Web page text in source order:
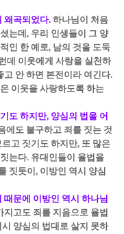
왜곡되었다.하나님이 처음
는데, 우리 인생들이 그 양
인 한 예로, 남의 것을 도둑
데 이웃에게 사랑을 실천하
고 안 하면 본전이라 여긴다.
이웃을 사랑하도록 하는
도 하지만, 양심의 법을 어
에도 불구하고 죄를 짓는 것
고 짓기도 하지만, 또 많은
는다. 유대인들이 율법을
짓듯이, 이방인 역시 양심
문에 이방인 역시 하나님
지고도 죄를 지음으로 율법
양심의 법대로 살지 못하